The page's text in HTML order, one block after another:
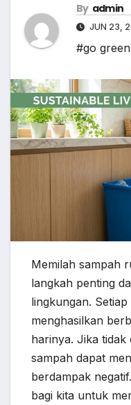
By admin
JUN 23,
#go green
Memilah sampah
langkah penting
lingkungan.
menghasilkan
harinya. Jika tidak
sampah dapat
berdampak
bagi kita untuk